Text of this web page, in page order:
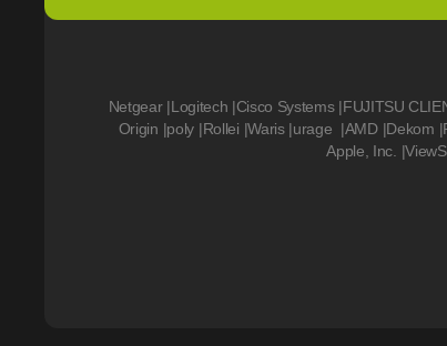
Netgear |Logitech |Cisco Systems |FUJITSU
Origin |poly |Rollei |Waris |urage |AMD |Dekom |
Apple, Inc. |